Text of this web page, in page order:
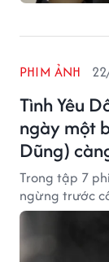
Tình Yêu
ngày một
Dũng)
PHIM ẢNH
Trong tập 7
ngừng trước